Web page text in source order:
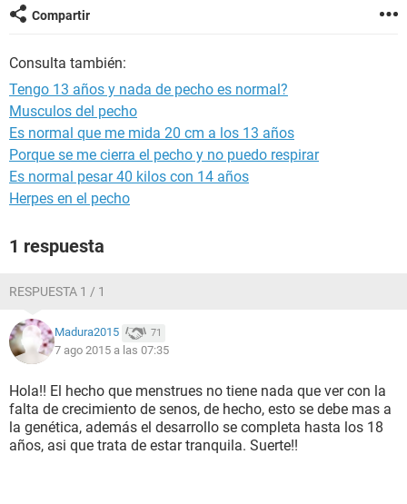
Compartir
Consulta también:
Tengo 13 años y nada de pecho es normal?
Musculos del pecho
Es normal que me mida 20 cm a los 13 años
Porque se me cierra el pecho y no puedo respirar
Es normal pesar 40 kilos con 14 años
Herpes en el pecho
1 respuesta
RESPUESTA 1 / 1
Madura2015 71
7 ago 2015 a las 07:35
Hola!! El hecho que menstrues no tiene nada que ver con la
falta de crecimiento de senos, de hecho, esto se debe mas a
la genética, además el desarrollo se completa hasta los 18
años, asi que trata de estar tranquila. Suerte!!